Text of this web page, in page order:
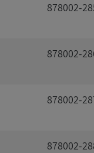
878002-
878002-
878002-
878002-